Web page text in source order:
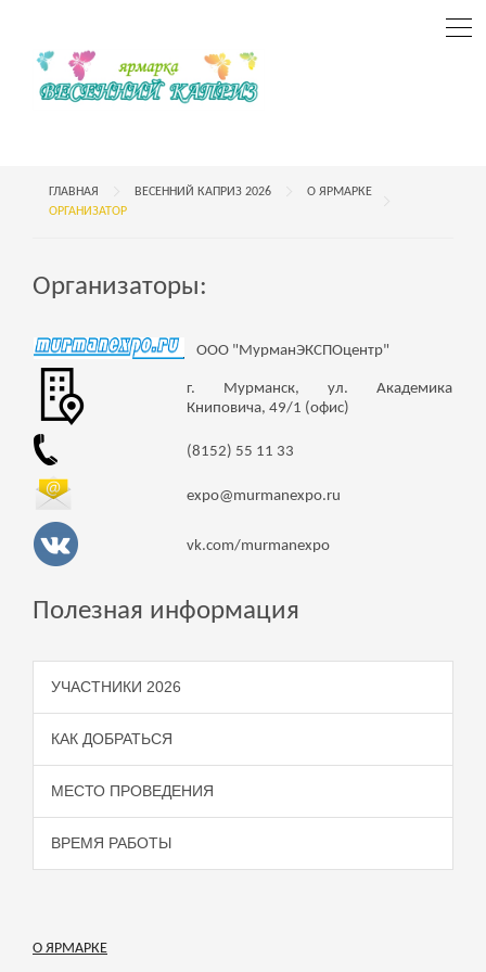
ГЛАВНАЯ ВЕСЕННИЙ КАПРИЗ 2026
О ЯРМАРКЕ
ОРГАНИЗАТОР
Организаторы:
ООО "МурманЭКСПОцентр"
г. Мурманск, ул. Академика
Книповича, 49/1 (офис)
(8152) 55 11 33
expo@murmanexpo.ru
vk.com/murmanexpo
Полезная информация
УЧАСТНИКИ 2026
КАК ДОБРАТЬСЯ
МЕСТО ПРОВЕДЕНИЯ
ВРЕМЯ РАБОТЫ
О ЯРМАРКЕ